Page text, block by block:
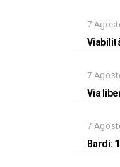
7
7
Via
7
Bardi: